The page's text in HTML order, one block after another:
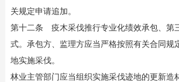
关规定申请追加。
第十二条 疫木采伐推行专业化绩效承包、第
式。承包方、监理方应当严格按照有关合同规
地实施采伐。
林业主管部门应当组织实施采伐迹地的更新造